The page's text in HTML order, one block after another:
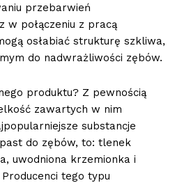
przebarwień
w połączeniu z pracą
osłabiać strukturę szkliwa,
do nadwrażliwości zębów.
produktu? Z pewnością
zawartych w nim
substancje
do zębów, to: tlenek
uwodniona krzemionka i
tego typu